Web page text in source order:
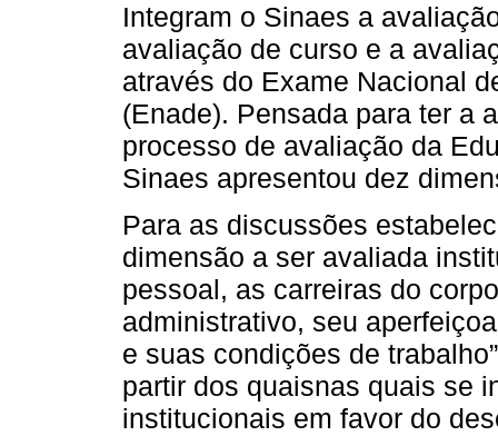
Integram o Sinaes a
avaliação de curso e a
através do Exame Nacional
(Enade). Pensada para ter a
processo de avaliação da
Sinaes apresentou dez
Para as discussões
dimensão a ser avaliada
pessoal, as carreiras do
administrativo, seu
e suas condições de
partir dos quaisnas quais se
institucionais em favor do